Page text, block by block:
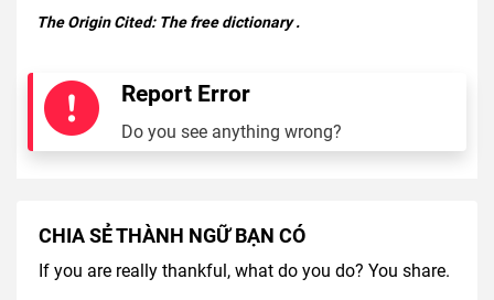
The Origin Cited: The free dictionary.
Report Error
Do you see anything wrong?
CHIA SẺ THÀNH NGỮ BẠN CÓ
If you are really thankful, what do you do? You share.